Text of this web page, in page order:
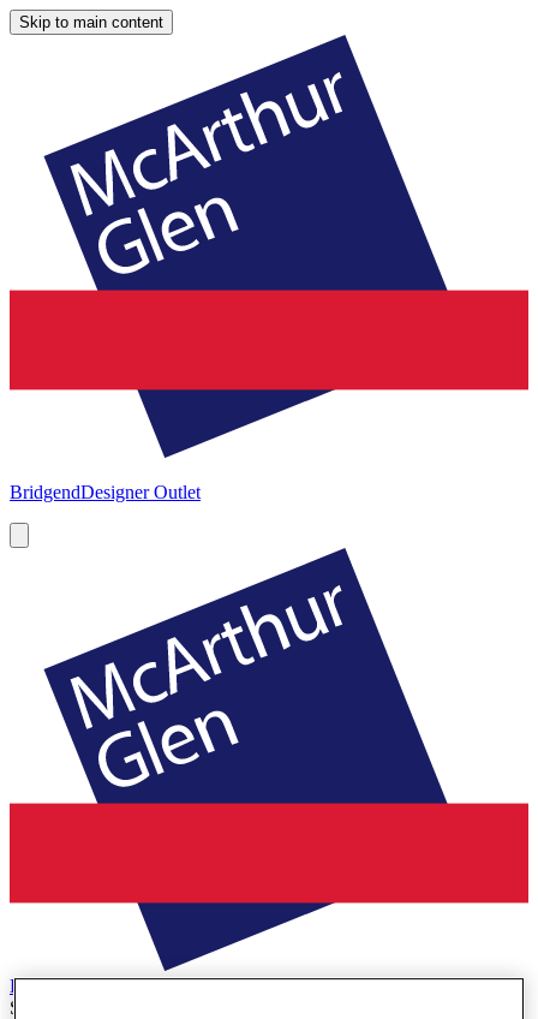
Skip to main content
BridgendDesigner Outlet
BridgendDesigner Outlet
Search input